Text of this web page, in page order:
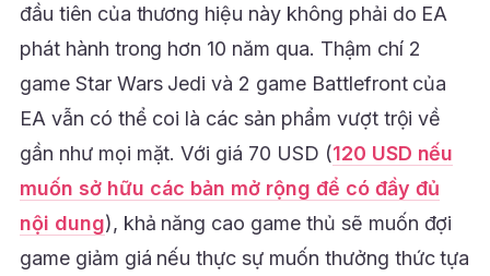
đầu tiên của thương hiệu này không phải do EA
phát hành trong hơn 10 năm qua. Thậm chí 2
game Star Wars Jedi và 2 game Battlefront của
EA vẫn có thể coi là các sản phẩm vượt trội về
gần như mọi mặt. Với giá 70 USD (120 USD nếu
muốn sở hữu các bản mở rộng để có đầy đủ
nội dung), khả năng cao game thủ sẽ muốn đợi
game giảm giá nếu thực sự muốn thưởng thức tựa